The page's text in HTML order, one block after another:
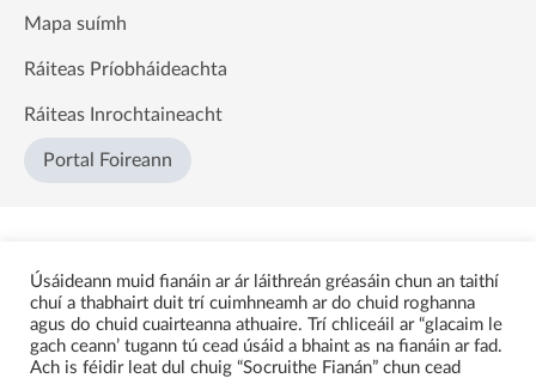
Mapa suímh
Ráiteas Príobháideachta
Ráiteas Inrochtaineacht
Portal Foireann
Úsáideann muid fianáin ar ár láithreán gréasáin chun an taithí
chuí a thabhairt duit trí cuimhneamh ar do chuid roghanna
agus do chuid cuairteanna athuaire. Trí chliceáil ar “glacaim le
gach ceann’ tugann tú cead úsáid a bhaint as na fianáin ar fad.
Ach is féidir leat dul chuig “Socruithe Fianán” chun cead